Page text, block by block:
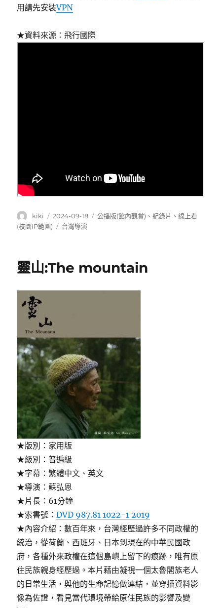
用請先安裝VPN
★資料來源：飛行國際
作
者
kiki
發
佈
2024-09-18
分
公播版(館內觀賞) 、紀錄片 、線上看
(校園IP範圍)
標
台灣導演
靈山:The mountain
★版別：家用版
★級別：普遍級
★字幕：繁體中文、英文
★導演：蘇弘恩
★片長：61分鐘
★索書號：DVD 987.81 1022-1 2019
★內容介紹：數百年來，台灣經歷過許多不同政權的
統治，從荷蘭、西班牙、日本到現在的中華民國政
府，各種外來政權在這個島嶼上留下的痕跡，唯有原
住民族親身經歷過。本片藉由凝視一個太魯閣族老人
的日常生活，與他的生命記憶做連結，並穿插資料影
像為佐證，看見當代環境帶給原住民族的影響及變